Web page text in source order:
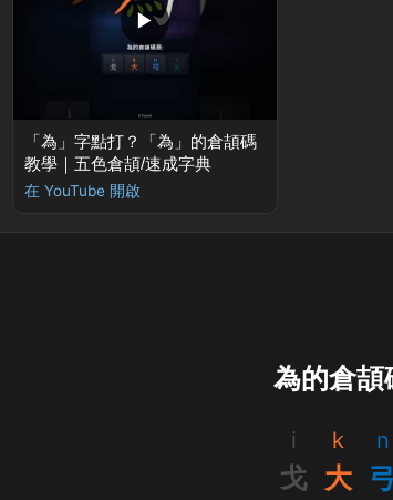
▶
「為」字點打？「為」的倉頡碼
教學｜五色倉頡/速成字典
在 YouTube 開啟
為的倉頡
i
戈
k
大
n